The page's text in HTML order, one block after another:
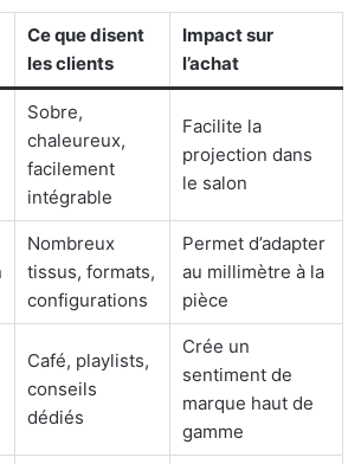
Ce que disent
les clients
Impact sur
l’achat
Sobre,
chaleureux,
facilement
intégrable
Facilite la
projection dans
le salon
Nombreux
tissus, formats,
configurations
Permet d’adapter
au millimètre à la
pièce
Café, playlists,
conseils
dédiés
Crée un
sentiment de
marque haut de
gamme